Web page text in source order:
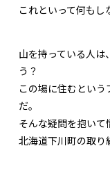
これといって何もし
山を持っている人は
う？
この場に住むとい
だ。
そんな疑問を抱いて
北海道下川町の取り